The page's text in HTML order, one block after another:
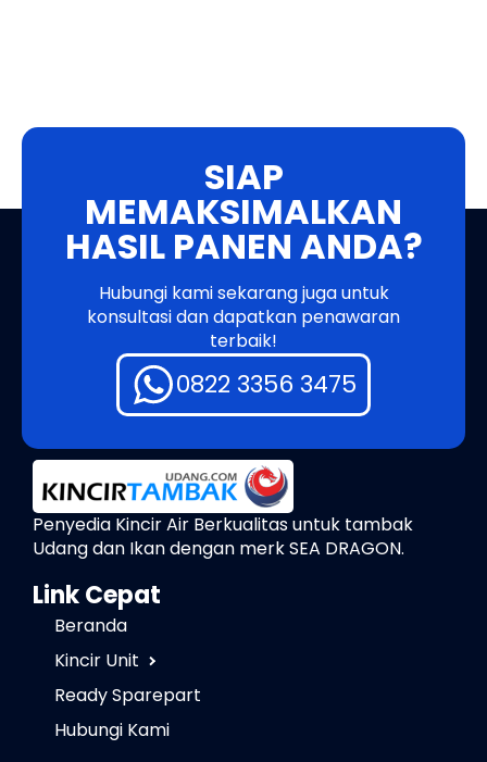
SIAP
MEMAKSIMALKAN
HASIL PANEN ANDA?
Hubungi kami sekarang juga untuk
konsultasi dan dapatkan penawaran
terbaik!
0822 3356 3475
Penyedia Kincir Air Berkualitas untuk tambak
Udang dan Ikan dengan merk SEA DRAGON.
Link Cepat
Beranda
Kincir Unit
Ready Sparepart
Hubungi Kami